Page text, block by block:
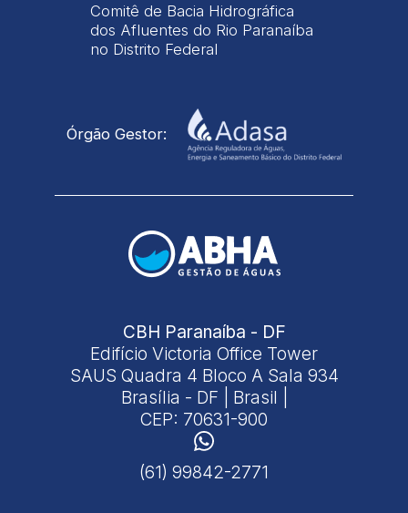
Comitê de Bacia Hidrográfica
dos Afluentes do Rio Paranaíba
no Distrito Federal
Órgão Gestor:
CBH Paranaíba - DF
Edifício Victoria Office Tower
SAUS Quadra 4 Bloco A Sala 934
Brasília - DF | Brasil |
CEP: 70631-900
(61) 99842-2771